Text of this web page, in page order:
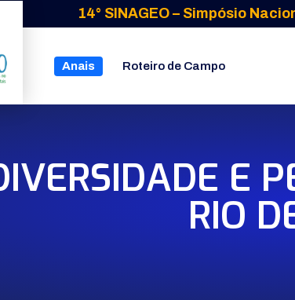
14° SINAGEO – Simpósio
Anais Roteiro de Campo
E
RIO